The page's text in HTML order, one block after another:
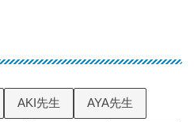
AKI先生 AYA先生